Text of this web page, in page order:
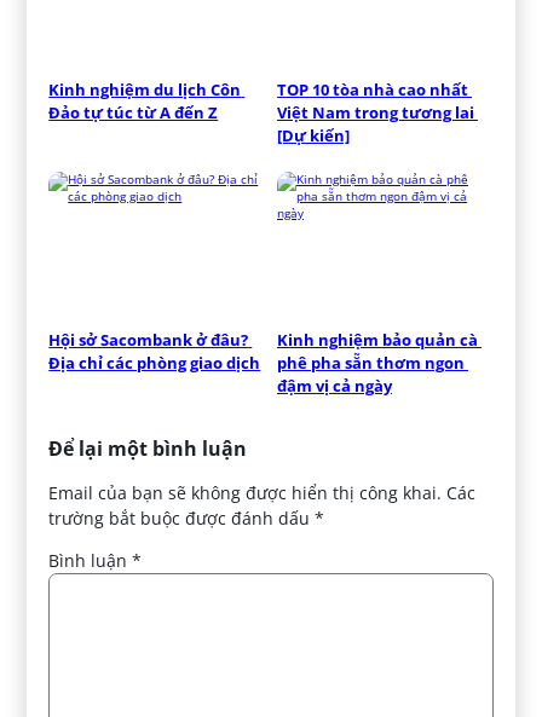
Kinh nghiệm du lịch Côn
Đảo tự túc từ A đến Z
TOP 10 tòa nhà cao nhất
Việt Nam trong tương lai
[Dự kiến]
Hội sở Sacombank ở đâu?
Địa chỉ các phòng giao dịch
Kinh nghiệm bảo quản cà
phê pha sẵn thơm ngon
đậm vị cả ngày
Để lại một bình luận
Email của bạn sẽ không được hiển thị công khai. Các
trường bắt buộc được đánh dấu*
Bình luận*